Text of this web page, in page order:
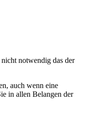
notwendig das der
auch wenn eine
in allen Belangen der